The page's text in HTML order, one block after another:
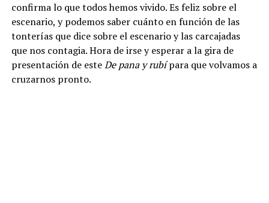
confirma lo que todos hemos vivido. Es feliz sobre el
escenario, y podemos saber cuánto en función de las
tonterías que dice sobre el escenario y las carcajadas
que nos contagia. Hora de irse y esperar a la gira de
presentación de esteDe pana y rubípara que volvamos a
cruzarnos pronto.